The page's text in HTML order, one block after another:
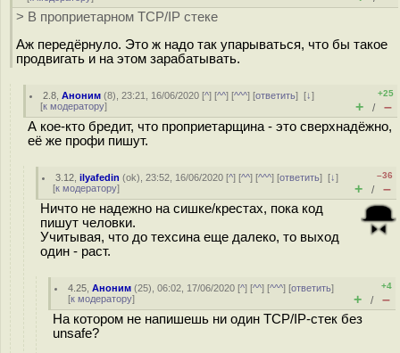
> В проприетарном TCP/IP стеке
Аж передёрнуло. Это ж надо так упарываться, что бы такое
продвигать и на этом зарабатывать.
2.8 ,Аноним (8), 23:21, 16/06/2020 [^] [^^] [^^^] [ответить][↓]
[к модератору]
+25
+ / –
А кое-кто бредит, что проприетарщина - это сверхнадёжно,
её же профи пишут.
3.12 ,ilyafedin (ok), 23:52, 16/06/2020 [^] [^^] [^^^] [ответить][↓]
[к модератору]
–36
+ / –
Ничто не надежно на сишке/крестах, пока код
пишут человки.
Учитывая, что до техсина еще далеко, то выход
один - раст.
4.25 ,Аноним (25), 06:02, 17/06/2020 [^] [^^] [^^^] [ответить]
[к модератору]
+4
+ / –
На котором не напишешь ни один TCP/IP-стек без
unsafe?